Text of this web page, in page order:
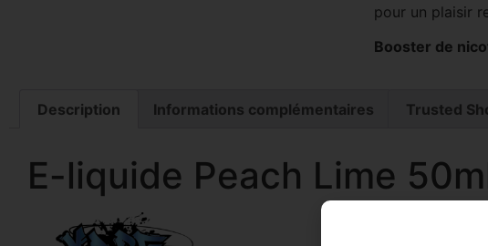
pour un plaisir
Booster de
Description Informations complémentaires Trusted
E-liquide Peach Lime